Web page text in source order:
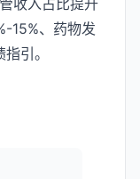
15%、药物发
引。